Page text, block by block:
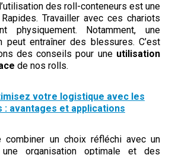
des roll-conteneurs est une
Travailler avec ces chariots
physiquement. Notamment, une
peut entraîner des blessures. C’est
des conseils pour une utilisation
de nos rolls.
votre logistique avec les
avantages et applications
combiner un choix réfléchi avec un
une organisation optimale et des